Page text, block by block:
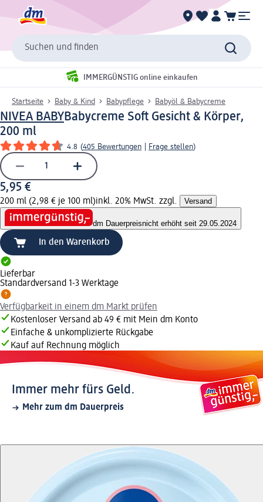
Suchen und finden
IMMERGÜNSTIG online einkaufen
Startseite Baby & Kind Babypflege Babyöl & Babycreme
NIVEA BABYBabycreme Soft Gesicht & Körper,
200 ml
4.8 (405 Bewertungen Frage stellen)
5,95 €
200 ml (2,98 € je 100 ml)inkl. 20% MwSt. zzgl. Versand
dm Dauerpreisnicht erhöht seit 29.05.2024
In den Warenkorb
Lieferbar
Standardversand 1-3 Werktage
Verfügbarkeit in einem dm Markt prüfen
Kostenloser Versand ab 49 € mit Mein dm Konto
Einfache & unkomplizierte Rückgabe
Kauf auf Rechnung möglich
Immer mehr fürs Geld.
Mehr zum dm Dauerpreis